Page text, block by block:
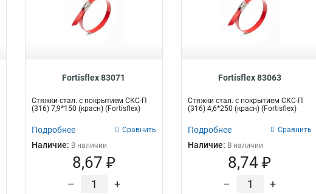
Fortisflex 83071
Стяжки стал. с покрытием СКС-П
(316) 7,9*150 (красн) (Fortisflex)
Подробнее Сравнить
Наличие: В наличии
8,67 ₽
– +
Fortisflex 83063
Стяжки стал. с покрытием СКС-П
(316) 4,6*250 (красн) (Fortisflex)
Подробнее Сравнить
Наличие: В наличии
8,74 ₽
– +